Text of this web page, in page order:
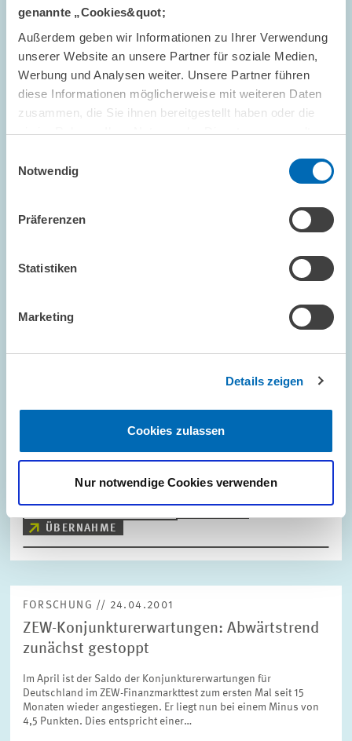
genannte „Cookies&quot;
Außerdem geben wir Informationen zu Ihrer Verwendung
unserer Website an unsere Partner für soziale Medien,
Werbung und Analysen weiter. Unsere Partner führen
diese Informationen möglicherweise mit weiteren Daten
zusammen, die Sie ihnen bereitgestellt haben oder die
sie im Rahmen Ihrer Nutzung der Dienste gesammelt
Notwendig
Präferenzen
Statistiken
Marketing
Details zeigen
Cookies zulassen
Nur notwendige Cookies verwenden
FORSCHUNG // 15.05.2001
Informations- und
Kommunikationstechnologien:
Hochschulabsolventen gefragt
In den vergangenen Jahren hat Deutschland seinen Rückstand
bei der Verbreitung von Informations- und
IKT
geregelten Ablauf von Unternehmensübernahmen sicherstellen
und die Interessen von Anteilseignern und Beschäftigten
schützen soll, greift zu kurz. Sein…
ÜBERNAHME
FORSCHUNG // 24.04.2001
ZEW-Konjunkturerwartungen: Abwärtstrend
zunächst gestoppt
Im April ist der Saldo der Konjunkturerwartungen für
Deutschland im ZEW-Finanzmarkttest zum ersten Mal seit 15
Monaten wieder angestiegen. Er liegt nun bei einem Minus von
4,5 Punkten. Dies entspricht einer…